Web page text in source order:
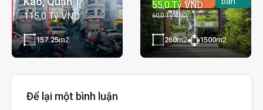
115,0 Tỷ VND
157.25m2
55,0 Tỷ VND
60,0 Tỷ VND
260m2 1500m2
Để lại một bình luận